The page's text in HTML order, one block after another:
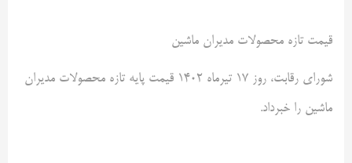
قیمت تازه محصولات مدیران ماشین
شورای رقابت، روز ۱۷ تیرماه ۱۴۰۲ قیمت پایه تازه محصولات مدیران
ماشین را خبرداد.